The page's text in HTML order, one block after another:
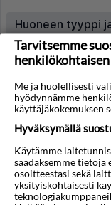
Huoneen tyyppi
Tarvitsemme
Me ja huolellisesti
hyödynnämme
käyttäjäkokemuksen
Hyväksymällä
Käytämme
saadaksemme
osoitteestasi sekä
yksityiskohtaisesti